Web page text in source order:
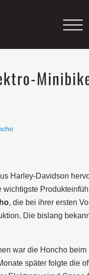
Harley-Davidson
wichtigste
, die bei ihrer ersten
Die bislang
war die Honcho beim
später folgte die